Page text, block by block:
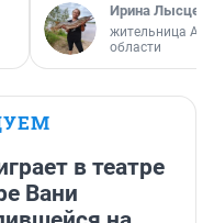
Ирина Лысцева
жительница
области
в театре
Вани